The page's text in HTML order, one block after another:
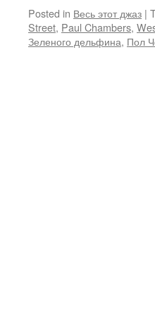
Posted in Весь этот джаз |
Street, Paul Chambers,
Зеленого дельфина, Пол